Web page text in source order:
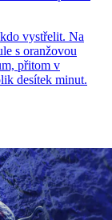
vystřelit. Na
s oranžovou
přitom v
desítek minut.